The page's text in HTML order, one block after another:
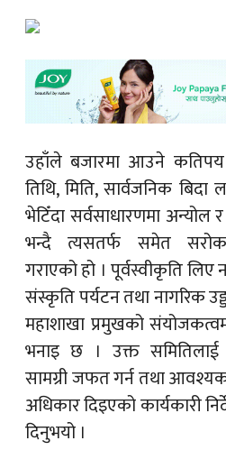
उहाँले बजारमा आउने कतिपय
तिथि, मिति, सार्वजनिक बिदा
भेटिँदा सर्वसाधारणमा अन्योल
भन्दै त्यसतर्फ समेत
गराएको हो । पूर्वस्वीकृति
संस्कृति पर्यटन तथा नागरिक
महाशाखा प्रमुखको
भनाइ छ । उक्त समितिलाई
सामग्री जफत गर्न तथा
अधिकार दिइएको कार्यकारी
दिनुभयो ।